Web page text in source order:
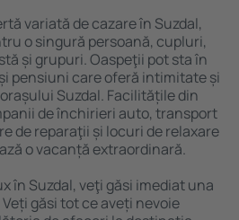
variată de cazare în Suzdal,
o singură persoană, cupluri,
și grupuri. Oaspeţii pot sta în
pensiuni care oferă intimitate și
Suzdal. Facilitățile din
de închirieri auto, transport
de reparaţii și locuri de relaxare
o vacanță extraordinară.
în Suzdal, veţi găsi imediat una
găsi tot ce aveți nevoie